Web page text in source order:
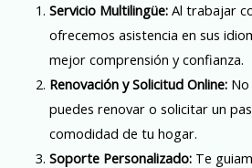
Servicio Multilingüe:Al trabajar
ofrecemos asistencia en sus
mejor comprensión y confianza.
Renovación y Solicitud Online:No
puedes renovar o solicitar un
comodidad de tu hogar.
Soporte Personalizado:Te